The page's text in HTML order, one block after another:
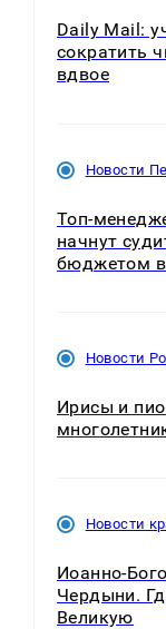
Daily Mail:
сократить
вдвое
Новости
Топ-
начнут
бюджетом в
Новости
Ирисы и
Новости
Иоанно-
Чердыни.
Великую